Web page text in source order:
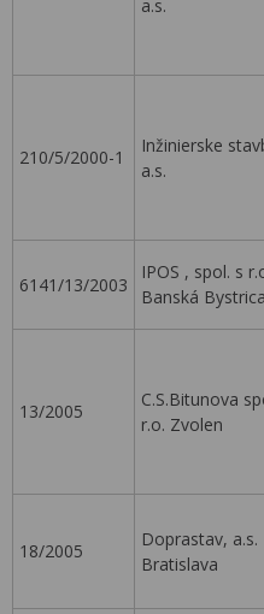
a.s.
210/5/2000-1
Inžinierske
a.s.
6141/13/2003
IPOS , spol. s
Banská Bystrica
13/2005
C.S.Bitunova
r.o. Zvolen
18/2005
Doprastav, a.s.
Bratislava